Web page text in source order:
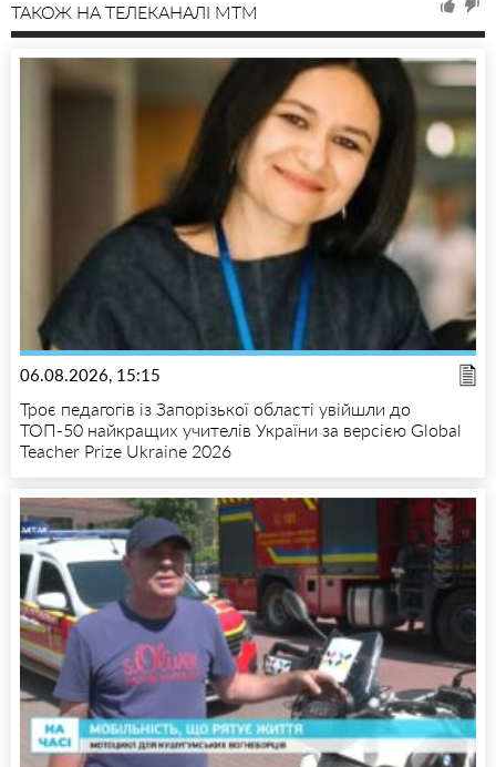
ТАКОЖ НА ТЕЛЕКАНАЛІ MTM
06.08.2026, 15:15
Троє педагогів із Запорізької області увійшли до
ТОП-50 найкращих учителів України за версією Global
Teacher Prize Ukraine 2026